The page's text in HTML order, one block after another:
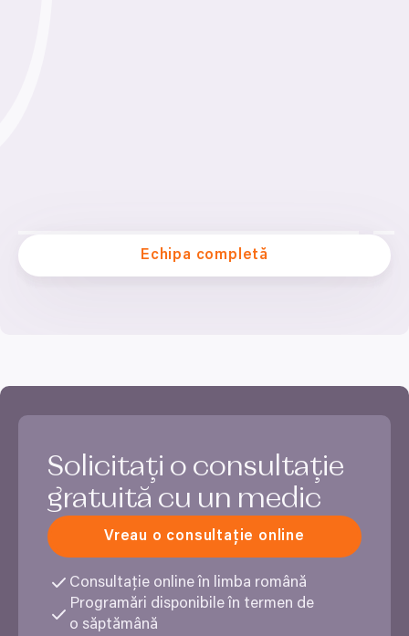
Echipa completă
Solicitați o consultație
gratuită cu un medic
Vreau o consultație online
Consultație online în limba română
Programări disponibile în termen de
o săptămână